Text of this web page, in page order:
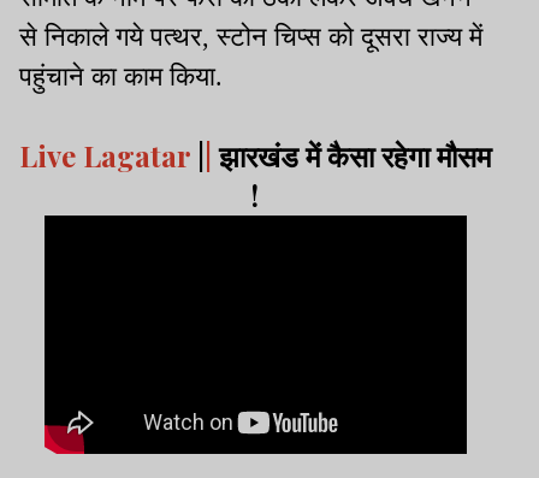
से निकाले गये पत्थर, स्टोन चिप्स को दूसरा राज्य में
पहुंचाने का काम किया.
Live Lagatar |झारखंड में कैसा रहेगा मौसम
!